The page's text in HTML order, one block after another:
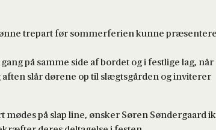
trepart før sommerferien kunne
på samme side af bordet og i festlige lag, når
slår dørene op til slægtsgården og inviterer
på slap line, ønsker Søren Søndergaard